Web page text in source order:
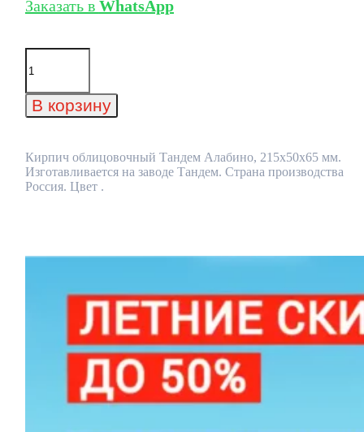
Заказать в WhatsApp
Количество
товара
облицовочный
Тандем
мм
В корзину
Кирпич облицовочный Тандем Алабино, 215x50x65 мм.
Изготавливается на заводе Тандем. Страна производства
Россия. Цвет .